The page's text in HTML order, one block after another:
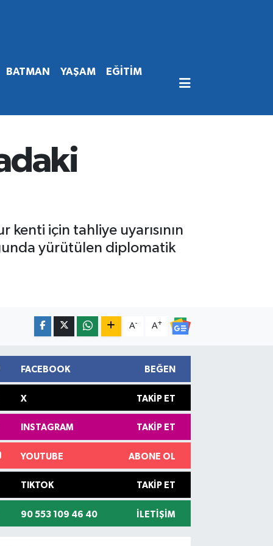
BATMAN YAŞAM EĞİTİM
için tahliye uyarısının
yürütülen diplomatik
A- A+
FACEBOOK BEĞEN
X TAKIP ET
INSTAGRAM TAKIP ET
YOUTUBE ABONE OL
TIKTOK TAKIP ET
90 553 109 46 40 İLETIŞIM